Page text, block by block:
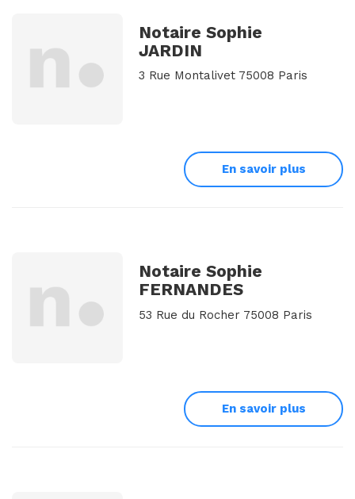
Notaire Sophie
JARDIN
3 Rue Montalivet 75008 Paris
En savoir plus
Notaire Sophie
FERNANDES
53 Rue du Rocher 75008 Paris
En savoir plus